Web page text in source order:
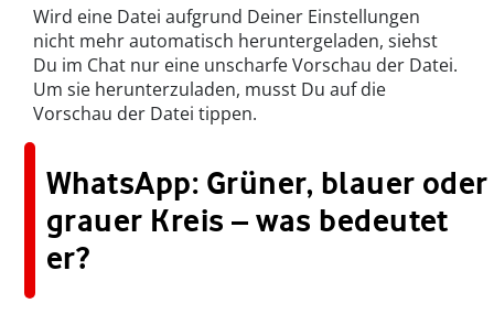
Wird eine Datei aufgrund Deiner Einstellungen
nicht mehr automatisch heruntergeladen, siehst
Du im Chat nur eine unscharfe Vorschau der Datei.
Um sie herunterzuladen, musst Du auf die
Vorschau der Datei tippen.
WhatsApp: Grüner, blauer oder
grauer Kreis – was bedeutet
er?